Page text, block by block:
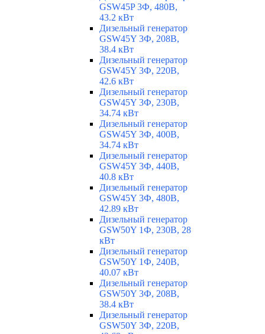
GSW45P 3Ф, 480В,
43.2 кВт
Дизельный генератор
GSW45Y 3Ф, 208В,
38.4 кВт
Дизельный генератор
GSW45Y 3Ф, 220В,
42.6 кВт
Дизельный генератор
GSW45Y 3Ф, 230В,
34.74 кВт
Дизельный генератор
GSW45Y 3Ф, 400В,
34.74 кВт
Дизельный генератор
GSW45Y 3Ф, 440В,
40.8 кВт
Дизельный генератор
GSW45Y 3Ф, 480В,
42.89 кВт
Дизельный генератор
GSW50Y 1Ф, 230В, 28
кВт
Дизельный генератор
GSW50Y 1Ф, 240В,
40.07 кВт
Дизельный генератор
GSW50Y 3Ф, 208В,
38.4 кВт
Дизельный генератор
GSW50Y 3Ф, 220В,